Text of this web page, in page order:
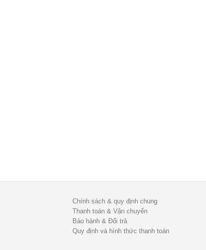
Chính sách & quy định chung
Thanh toán & Vận chuyển
Bảo hành & Đổi trả
Quy định và hình thức thanh toán